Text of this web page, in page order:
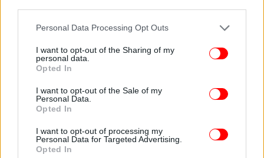
Please note that this website/app uses one or more Google
not limited to your visit or usage behaviour. You may click to
grant or deny consent to Google and its third-party tags to
use your data for below specified purposes in below Google
consent section.
Personal Data Processing Opt Outs
I want to opt-out of the Sharing of my
personal data.
Opted In
I want to opt-out of the Sale of my
Personal Data.
Opted In
I want to opt-out of processing my
Personal Data for Targeted Advertising.
Opted In